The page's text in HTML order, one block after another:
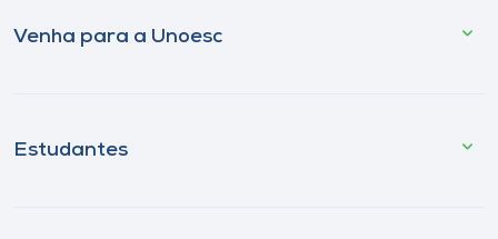
Venha para a Unoesc
Estudantes